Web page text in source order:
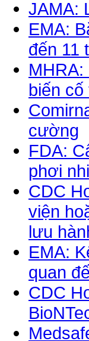
JAMA:
EMA:
đến 11
biến
cường
FDA:
phơi
CDC
viện
lưu
EMA:
quan
CDC